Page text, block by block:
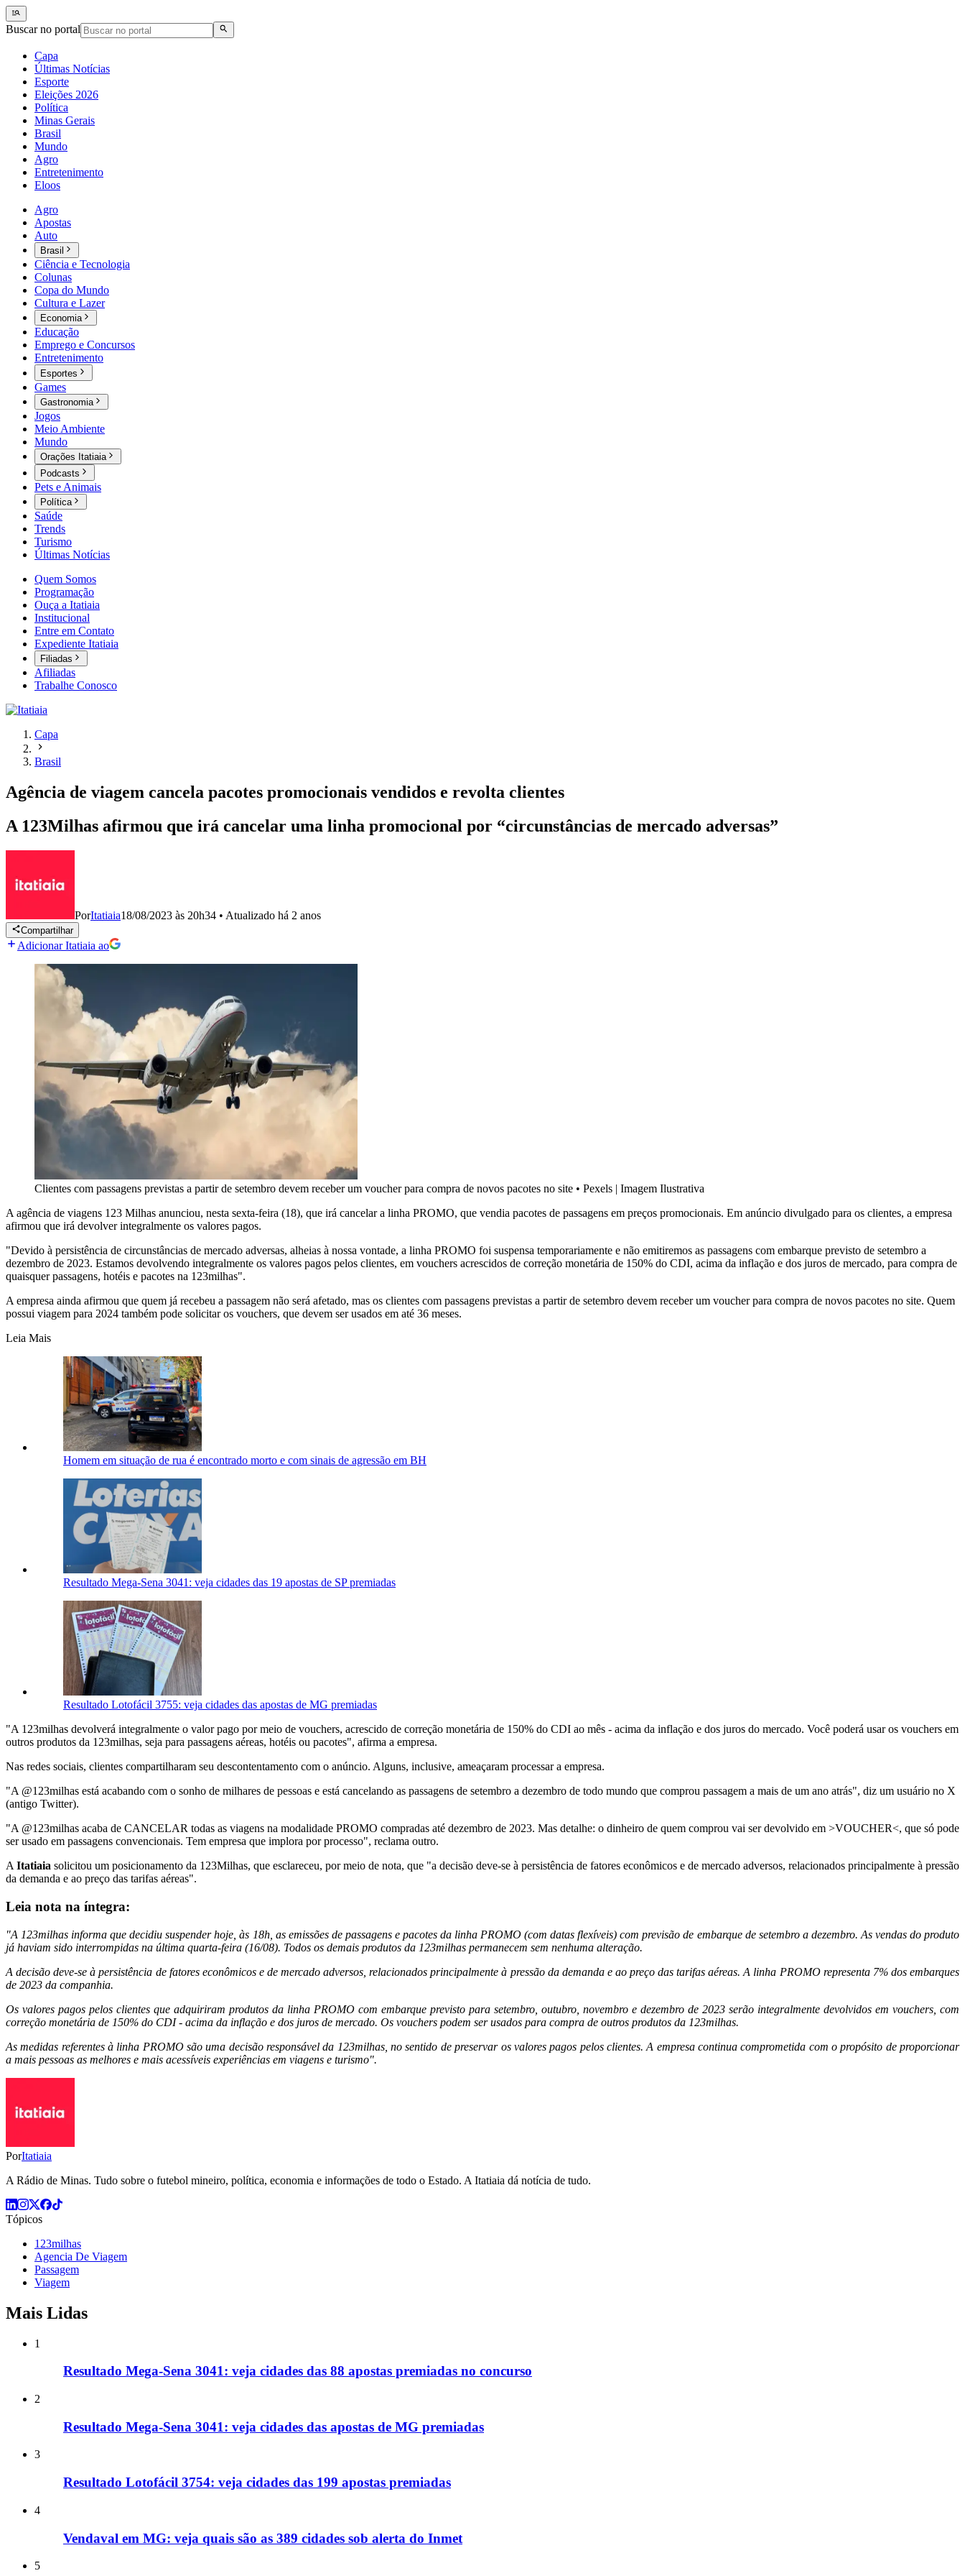
Buscar no portal
Capa
Últimas Notícias
Esporte
Eleições 2026
Política
Minas Gerais
Brasil
Mundo
Agro
Entretenimento
Eloos
Agro
Apostas
Auto
Brasil
Ciência e Tecnologia
Colunas
Copa do Mundo
Cultura e Lazer
Economia
Educação
Emprego e Concursos
Entretenimento
Esportes
Games
Gastronomia
Jogos
Meio Ambiente
Mundo
Orações Itatiaia
Podcasts
Pets e Animais
Política
Saúde
Trends
Turismo
Últimas Notícias
Quem Somos
Programação
Ouça a Itatiaia
Institucional
Entre em Contato
Expediente Itatiaia
Filiadas
Afiliadas
Trabalhe Conosco
Capa
Brasil
Agência de viagem cancela pacotes promocionais vendidos e revolta clientes
A 123Milhas afirmou que irá cancelar uma linha promocional por “circunstâncias de mercado adversas”
PorItatiaia18/08/2023 às 20h34 • Atualizado há 2 anos
Compartilhar
Adicionar Itatiaia ao
Clientes com passagens previstas a partir de setembro devem receber um voucher para compra de novos pacotes no site • Pexels | Imagem Ilustrativa
A agência de viagens 123 Milhas anunciou, nesta sexta-feira (18), que irá cancelar a linha PROMO, que vendia pacotes de passagens em preços promocionais. Em anúncio divulgado para os clientes, a empresa
afirmou que irá devolver integralmente os valores pagos.
"Devido à persistência de circunstâncias de mercado adversas, alheias à nossa vontade, a linha PROMO foi suspensa temporariamente e não emitiremos as passagens com embarque previsto de setembro a
dezembro de 2023. Estamos devolvendo integralmente os valores pagos pelos clientes, em vouchers acrescidos de correção monetária de 150% do CDI, acima da inflação e dos juros de mercado, para compra de
quaisquer passagens, hotéis e pacotes na 123milhas".
A empresa ainda afirmou que quem já recebeu a passagem não será afetado, mas os clientes com passagens previstas a partir de setembro devem receber um voucher para compra de novos pacotes no site. Quem
possui viagem para 2024 também pode solicitar os vouchers, que devem ser usados em até 36 meses.
Leia Mais
Homem em situação de rua é encontrado morto e com sinais de agressão em BH
Resultado Mega-Sena 3041: veja cidades das 19 apostas de SP premiadas
Resultado Lotofácil 3755: veja cidades das apostas de MG premiadas
"A 123milhas devolverá integralmente o valor pago por meio de vouchers, acrescido de correção monetária de 150% do CDI ao mês - acima da inflação e dos juros do mercado. Você poderá usar os vouchers em
outros produtos da 123milhas, seja para passagens aéreas, hotéis ou pacotes", afirma a empresa.
Nas redes sociais, clientes compartilharam seu descontentamento com o anúncio. Alguns, inclusive, ameaçaram processar a empresa.
"A @123milhas está acabando com o sonho de milhares de pessoas e está cancelando as passagens de setembro a dezembro de todo mundo que comprou passagem a mais de um ano atrás", diz um usuário no X
(antigo Twitter).
"A @123milhas acaba de CANCELAR todas as viagens na modalidade PROMO compradas até dezembro de 2023. Mas detalhe: o dinheiro de quem comprou vai ser devolvido em >VOUCHER<, que só pode
ser usado em passagens convencionais. Tem empresa que implora por processo", reclama outro.
A Itatiaia solicitou um posicionamento da 123Milhas, que esclareceu, por meio de nota, que "a decisão deve-se à persistência de fatores econômicos e de mercado adversos, relacionados principalmente à pressão
da demanda e ao preço das tarifas aéreas".
Leia nota na íntegra:
"A 123milhas informa que decidiu suspender hoje, às 18h, as emissões de passagens e pacotes da linha PROMO (com datas flexíveis) com previsão de embarque de setembro a dezembro. As vendas do produto
já haviam sido interrompidas na última quarta-feira (16/08). Todos os demais produtos da 123milhas permanecem sem nenhuma alteração.
A decisão deve-se à persistência de fatores econômicos e de mercado adversos, relacionados principalmente à pressão da demanda e ao preço das tarifas aéreas. A linha PROMO representa 7% dos embarques
de 2023 da companhia.
Os valores pagos pelos clientes que adquiriram produtos da linha PROMO com embarque previsto para setembro, outubro, novembro e dezembro de 2023 serão integralmente devolvidos em vouchers, com
correção monetária de 150% do CDI - acima da inflação e dos juros de mercado. Os vouchers podem ser usados para compra de outros produtos da 123milhas.
As medidas referentes à linha PROMO são uma decisão responsável da 123milhas, no sentido de preservar os valores pagos pelos clientes. A empresa continua comprometida com o propósito de proporcionar
a mais pessoas as melhores e mais acessíveis experiências em viagens e turismo".
PorItatiaia
A Rádio de Minas. Tudo sobre o futebol mineiro, política, economia e informações de todo o Estado. A Itatiaia dá notícia de tudo.
Tópicos
123milhas
Agencia De Viagem
Passagem
Viagem
Mais Lidas
1
Resultado Mega-Sena 3041: veja cidades das 88 apostas premiadas no concurso
2
Resultado Mega-Sena 3041: veja cidades das apostas de MG premiadas
3
Resultado Lotofácil 3754: veja cidades das 199 apostas premiadas
4
Vendaval em MG: veja quais são as 389 cidades sob alerta do Inmet
5